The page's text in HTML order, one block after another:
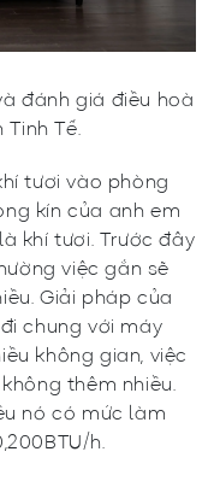
đánh giá điều hoà
Tế.
tươi vào phòng
kín của anh em
khí tươi. Trước đây
việc gắn sẽ
Giải pháp của
chung với máy
không gian, việc
thêm nhiều.
nó có mức làm
h.